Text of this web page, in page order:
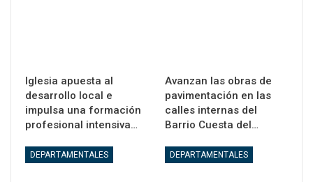
Iglesia apuesta al
desarrollo local e
impulsa una formación
profesional intensiva…
Avanzan las obras de
pavimentación en las
calles internas del
Barrio Cuesta del…
DEPARTAMENTALES DEPARTAMENTALES